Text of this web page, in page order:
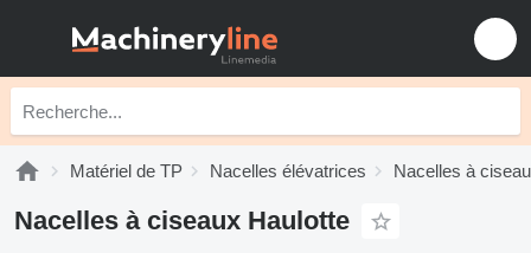
Matériel de TP Nacelles élévatrices Nacelles à
Nacelles à ciseaux Haulotte